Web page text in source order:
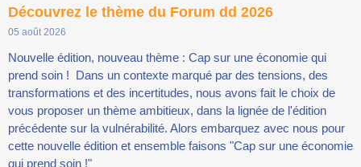
Découvrez le thème du Forum dd 2026
05 août 2026
Nouvelle édition, nouveau thème : Cap sur une économie qui
prend soin ! Dans un contexte marqué par des tensions, des
transformations et des incertitudes, nous avons fait le choix de
vous proposer un thème ambitieux, dans la lignée de l'édition
précédente sur la vulnérabilité. Alors embarquez avec nous pour
cette nouvelle édition et ensemble faisons "Cap sur une économie
qui prend soin !"